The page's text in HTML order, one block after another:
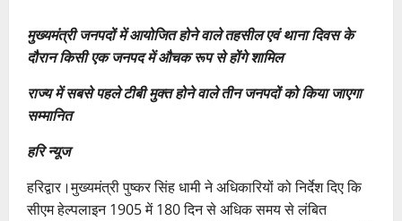
मुख्यमंत्री जनपदों में आयोजित होने वाले तहसील एवं थाना दिवस के
दौरान किसी एक जनपद में औचक रूप से होंगे शामिल
राज्य में सबसे पहले टीबी मुक्त होने वाले तीन जनपदों को किया जाएगा
सम्मानित
हरि न्यूज
हरिद्वार।मुख्यमंत्री पुष्कर सिंह धामी ने अधिकारियों को निर्देश दिए कि
सीएम हेल्पलाइन 1905 में 180 दिन से अधिक समय से लंबित